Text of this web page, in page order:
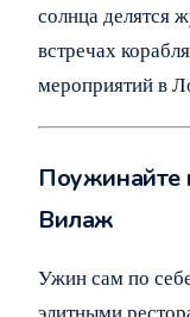
солнца делятся
встречах
мероприятий в
Поужинайте
Вилаж
Ужин сам по